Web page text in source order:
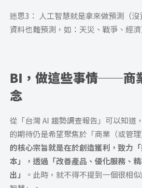
迷思3： 人工智慧就是拿來做預測（
資料也難預測，如：天災、戰爭、經濟
BI，做這些事情──商
念
從「台灣 AI 趨勢調查報告」可以知道
的期待仍是希望聚焦於「商業（或管理
的核心宗旨就是在於創造獲利，致力
本」，透過「改善產品、優化服務、
出」
。此時，就不得不提到一個很相